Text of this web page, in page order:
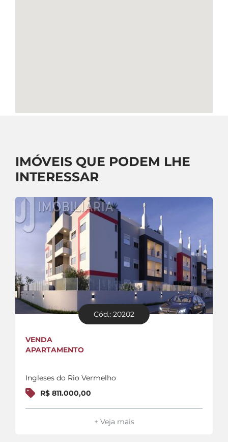
IMÓVEIS QUE PODEM LHE
INTERESSAR
Cód.: 20202
VENDA
APARTAMENTO
Ingleses do Rio Vermelho
R$ 811.000,00
+ Veja mais